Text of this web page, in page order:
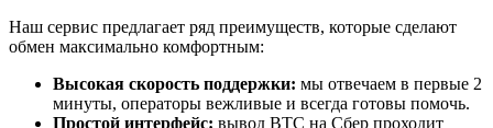
Наш сервис предлагает ряд преимуществ, которые сделают
обмен максимально комфортным:
Высокая скорость поддержки: мы отвечаем в первые 2
минуты, операторы вежливые и всегда готовы помочь.
Простой интерфейс: вывод BTC на Сбер проходит